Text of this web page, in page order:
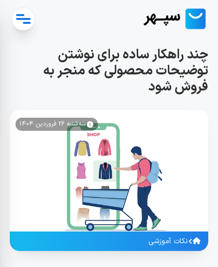
چند راهکار ساده برای نوشتن
توضیحات محصولی که منجر به
فروش شود
سه‌شنبه 26 فروردین 1404
نکات آموزشی